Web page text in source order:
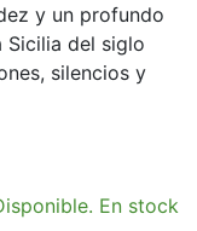
y un profundo
Sicilia del siglo
silencios y
En stock